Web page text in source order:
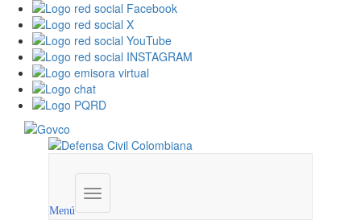
Menú
Menú
institucional